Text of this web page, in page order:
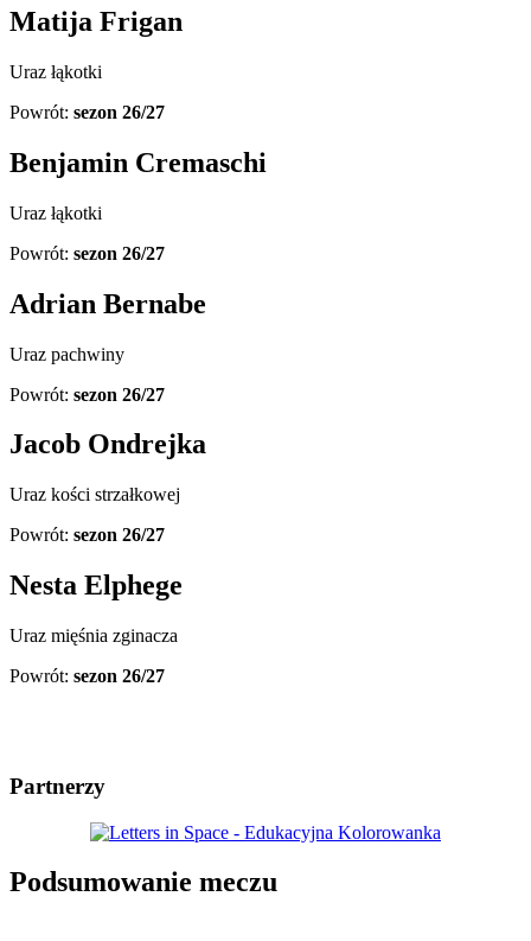
Matija Frigan
Uraz łąkotki
Powrót: sezon 26/27
Benjamin Cremaschi
Uraz łąkotki
Powrót: sezon 26/27
Adrian Bernabe
Uraz pachwiny
Powrót: sezon 26/27
Jacob Ondrejka
Uraz kości strzałkowej
Powrót: sezon 26/27
Nesta Elphege
Uraz mięśnia zginacza
Powrót: sezon 26/27
Partnerzy
Podsumowanie meczu